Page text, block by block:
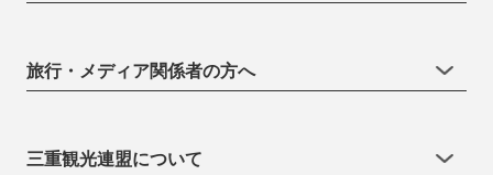
旅行・メディア関係者の方へ
三重観光連盟について